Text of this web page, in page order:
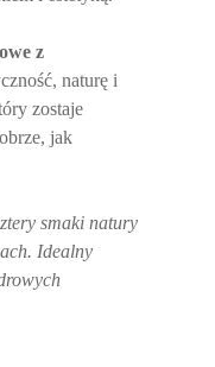
z
naturę i
zostaje
jak
smaki natury
Idealny